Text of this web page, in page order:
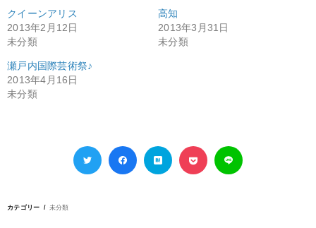
クイーンアリス
2013年2月12日
未分類
高知
2013年3月31日
未分類
瀬戸内国際芸術祭♪
2013年4月16日
未分類
カテゴリー 未分類